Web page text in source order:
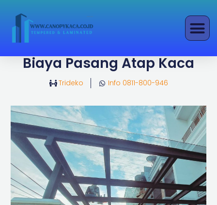
konten
Biaya Pasang Atap Kaca
Trideko Info 0811-800-946